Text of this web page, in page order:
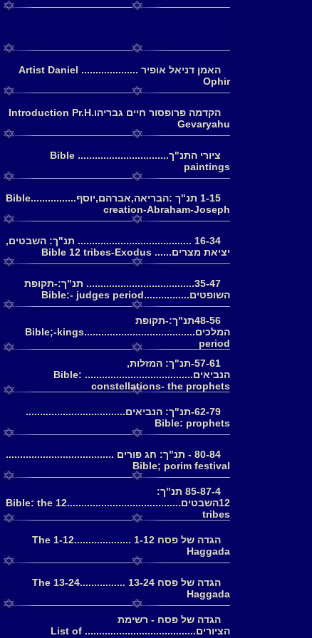
האמן דניאל אופיר .................... Artist Daniel
Ophir
הקדמה פרופסור חיים גבריהוIntroduction Pr.H.
Gevaryahu
ציורי התנ"ך................................ Bible
paintings
1-15 תנ"ך :הבריאה,אברהם,יוסף................Bible
creation-Abraham-Joseph
16-34 ........................................ תנ"ך: השבטים,
יציאת מצרים...... Bible 12 tribes-Exodus
35-47...................................... תנ"ך:-תקופת
השופטים................Bible:- judges period
48-56תנ"ך:-תקופת
המלכים.......................................Bible;-kings
period
57-61-תנ"ך: המזלות,
הנביאים...................................... Bible:
constellations- the prophets
62-79-תנ"ך: הנביאים...................................
Bible: prophets
80-84 - תנ"ך: חג פורים ......................................
Bible; porim festival
85-87-4 תנ"ך:
12השבטים........................................Bible: the 12
tribes
הגדה של פסח 1-12 ....................1-12 The
Haggada
הגדה של פסח 13-24 ................13-24 The
Haggada
הגדה של פסח - רשימת
הציורים....................................... List of